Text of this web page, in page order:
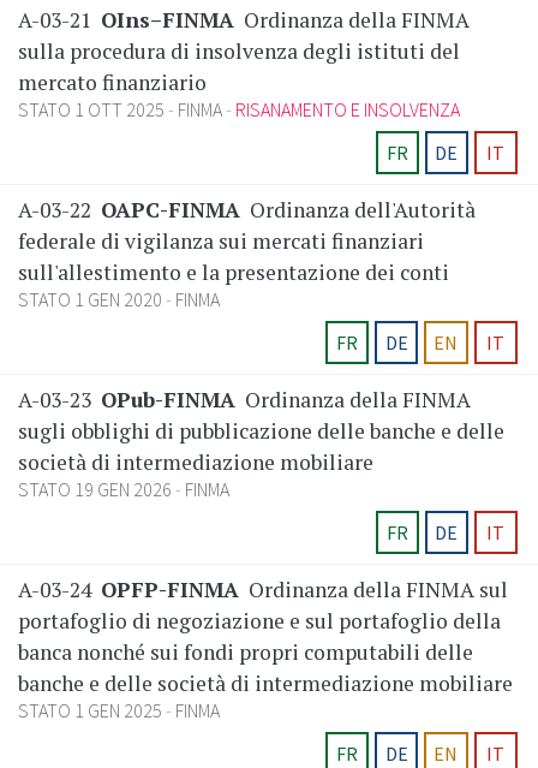
A-03-21 OIns–FINMA Ordinanza della FINMA
sulla procedura di insolvenza degli istituti del
mercato finanziario
STATO 1 OTT 2025 FINMA RISANAMENTO E INSOLVENZA
FR
DE IT
A-03-22 OAPC-FINMA Ordinanza dell'Autorità
federale di vigilanza sui mercati finanziari
sull'allestimento e la presentazione dei conti
STATO 1 GEN 2020
FINMA
FR
DE EN IT
A-03-23 OPub-FINMA Ordinanza della FINMA
sugli obblighi di pubblicazione delle banche e delle
società di intermediazione mobiliare
STATO 19 GEN 2026
FINMA
FR
DE IT
A-03-24 OPFP-FINMA Ordinanza della FINMA sul
portafoglio di negoziazione e sul portafoglio della
banca nonché sui fondi propri computabili delle
banche e delle società di intermediazione mobiliare
STATO 1 GEN 2025
FINMA
FR
DE EN IT